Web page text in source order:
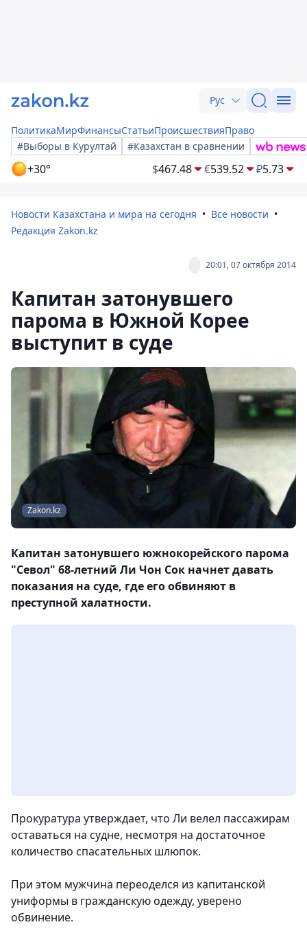
Рус
ПолитикаМирФинансыСтатьиПроисшествияПраво
#Выборы в Курултай
#Казахстан в сравнении
+30° $467.48 €539.52 ₽5.73
Новости Казахстана и мира на сегодня
Все новости
Редакция Zakon.kz
20:01, 07 октября 2014
Капитан затонувшего
парома в Южной Корее
выступит в суде
Zakon.kz
Капитан затонувшего южнокорейского парома
"Севол" 68-летний Ли Чон Сок начнет давать
показания на суде, где его обвиняют в
преступной халатности.
Прокуратура утверждает, что Ли велел пассажирам
оставаться на судне, несмотря на достаточное
количество спасательных шлюпок.
При этом мужчина переоделся из капитанской
униформы в гражданскую одежду, уверено
обвинение.